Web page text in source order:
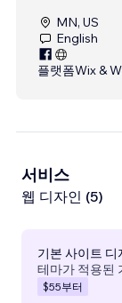
MN, US
English
플랫폼Wix &
서비스
웹 디자인 (5)
기본 사이트 디
테마가 적용된
$55부터